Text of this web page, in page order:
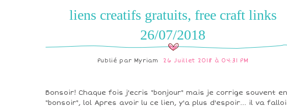
liens creatifs gratuits, free craft links
26/07/2018
Publié par Myriam 26 Juillet 2018 à 04:31 PM
Bonsoir! Chaque fois j'ecris "bonjour" mais je corrige souvent en
"bonsoir", lol Apres avoir lu ce lien, y'a plus d'espoir... il va